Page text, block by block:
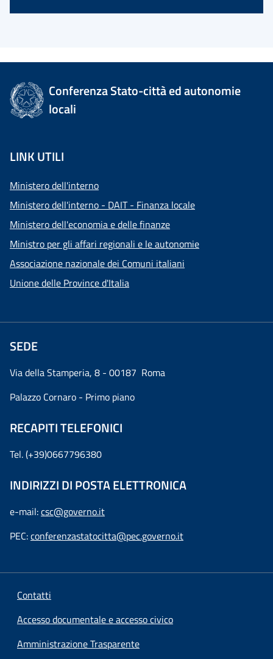
Conferenza Stato-città ed autonomie
locali
LINK UTILI
Ministero dell'interno
Ministero dell'interno - DAIT - Finanza locale
Ministero dell'economia e delle finanze
Ministro per gli affari regionali e le autonomie
Associazione nazionale dei Comuni italiani
Unione delle Province d'Italia
SEDE
Via della Stamperia, 8 - 00187 Roma
Palazzo Cornaro - Primo piano
RECAPITI TELEFONICI
Tel. (+39)0667796380
INDIRIZZI DI POSTA ELETTRONICA
e-mail:csc@governo.it
PEC:conferenzastatocitta@pec.governo.it
Contatti
Accesso documentale e accesso civico
Amministrazione Trasparente